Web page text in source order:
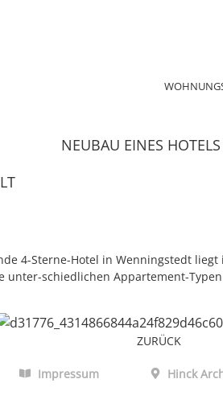
NEUBAU EINES HOTELS
4-Sterne-Hotel in Wenningstedt
unter-schiedlichen Appartement-
ZURÜCK
Impressum Hinck